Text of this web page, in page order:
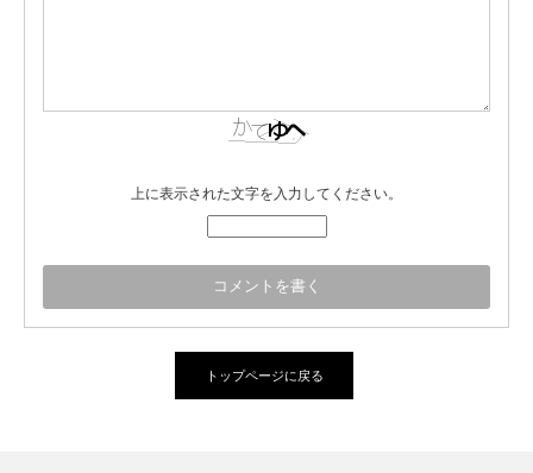
上に表示された文字を入力してください。
トップページに戻る